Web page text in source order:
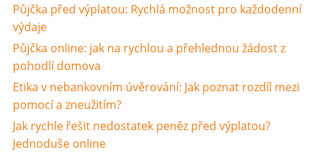
Půjčka před výplatou: Rychlá možnost pro každodenní
výdaje
Půjčka online: jak na rychlou a přehlednou žádost z
pohodlí domova
Etika v nebankovním úvěrování: Jak poznat rozdíl mezi
pomocí a zneužitím?
Jak rychle řešit nedostatek peněz před výplatou?
Jednoduše online